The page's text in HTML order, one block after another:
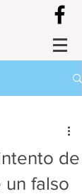
de
un falso